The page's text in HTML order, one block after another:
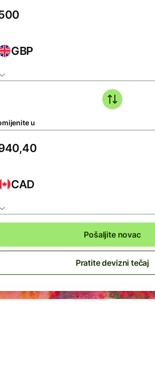
GBP
u
CAD
Pošaljite novac
Pratite devizni tečaj